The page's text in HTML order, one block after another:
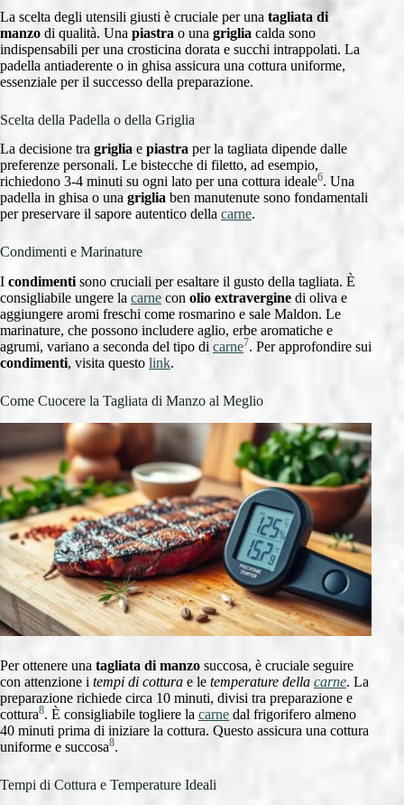
La scelta degli utensili giusti è cruciale per una tagliata di
manzo di qualità. Una piastra o una griglia calda sono
indispensabili per una crosticina dorata e succhi intrappolati. La
padella antiaderente o in ghisa assicura una cottura uniforme,
essenziale per il successo della preparazione.
Scelta della Padella o della Griglia
La decisione tra griglia e piastra per la tagliata dipende dalle
preferenze personali. Le bistecche di filetto, ad esempio,
richiedono 3-4 minuti su ogni lato per una cottura ideale6. Una
padella in ghisa o una griglia ben manutenute sono fondamentali
per preservare il sapore autentico della carne.
Condimenti e Marinature
I condimenti sono cruciali per esaltare il gusto della tagliata. È
consigliabile ungere la carne con olio extravergine di oliva e
aggiungere aromi freschi come rosmarino e sale Maldon. Le
marinature, che possono includere aglio, erbe aromatiche e
agrumi, variano a seconda del tipo di carne7. Per approfondire sui
condimenti, visita questo link.
Come Cuocere la Tagliata di Manzo al Meglio
Per ottenere una tagliata di manzo succosa, è cruciale seguire
con attenzione i tempi di cottura e le temperature della carne. La
preparazione richiede circa 10 minuti, divisi tra preparazione e
cottura8. È consigliabile togliere la carne dal frigorifero almeno
40 minuti prima di iniziare la cottura. Questo assicura una cottura
uniforme e succosa8.
Tempi di Cottura e Temperature Ideali